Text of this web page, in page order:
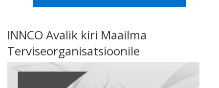
INNCO Avalik kiri Maailma
Terviseorganisatsioonile